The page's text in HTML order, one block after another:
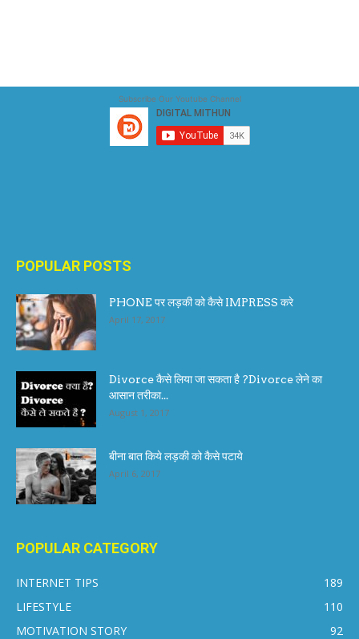
Subscribe Our Youtube Channel
POPULAR POSTS
PHONE पर लड़की को कैसे IMPRESS करे
April 17, 2017
Divorce कैसे लिया जा सकता है ?Divorce लेने का
आसान तरीका...
August 1, 2017
बीना बात किये लड़की को कैसे पटाये
April 6, 2017
POPULAR CATEGORY
INTERNET TIPS
189
LIFESTYLE
110
MOTIVATION STORY
92